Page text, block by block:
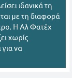
ιδανικά τη
με τη διαφορά
Η Αλ Φατέχ
χωρίς
να